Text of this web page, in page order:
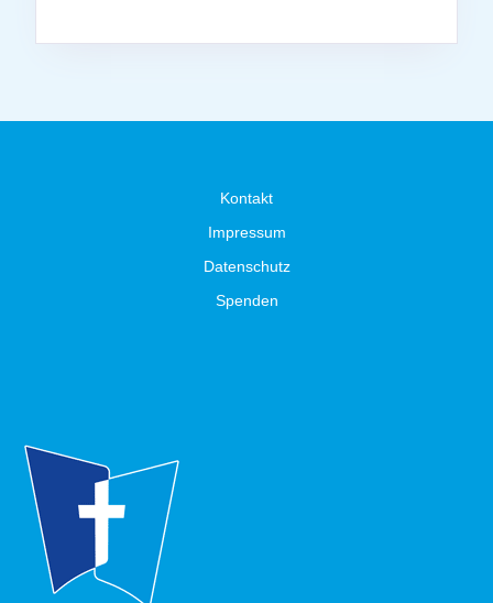
Kontakt
Impressum
Datenschutz
Spenden